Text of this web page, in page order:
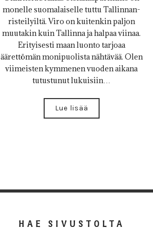
monelle suomalaiselle tuttu Tallinnan-
risteilyiltä. Viro on kuitenkin paljon
muutakin kuin Tallinna ja halpaa viinaa.
Erityisesti maan luonto tarjoaa
äärettömän monipuolista nähtävää. Olen
viimeisten kymmenen vuoden aikana
tutustunut lukuisiin…
Lue lisää
HAE SIVUSTOLTA